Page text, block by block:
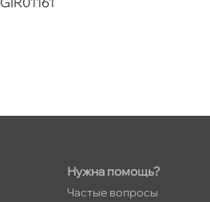
Нужна помощь?
Частые вопросы